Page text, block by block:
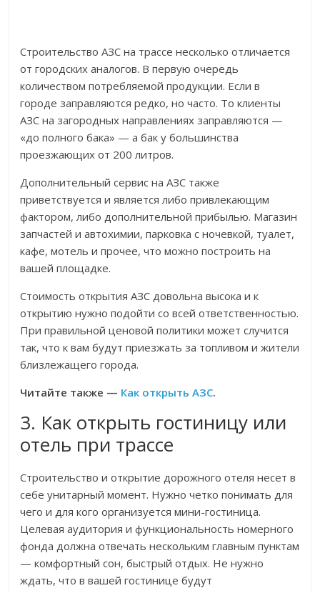
Строительство АЗС на трассе несколько отличается
от городских аналогов. В первую очередь
количеством потребляемой продукции. Если в
городе заправляются редко, но часто. То клиенты
АЗС на загородных направлениях заправляются —
«до полного бака» — а бак у большинства
проезжающих от 200 литров.
Дополнительный сервис на АЗС также
приветствуется и является либо привлекающим
фактором, либо дополнительной прибылью. Магазин
запчастей и автохимии, парковка с ночевкой, туалет,
кафе, мотель и прочее, что можно построить на
вашей площадке.
Стоимость открытия АЗС довольна высока и к
открытию нужно подойти со всей ответственностью.
При правильной ценовой политики может случится
так, что к вам будут приезжать за топливом и жители
близлежащего города.
Читайте также — Как открыть АЗС.
3. Как открыть гостиницу или
отель при трассе
Строительство и открытие дорожного отеля несет в
себе унитарный момент. Нужно четко понимать для
чего и для кого организуется мини-гостиница.
Целевая аудитория и функциональность номерного
фонда должна отвечать нескольким главным пунктам
— комфортный сон, быстрый отдых. Не нужно
ждать, что в вашей гостинице будут